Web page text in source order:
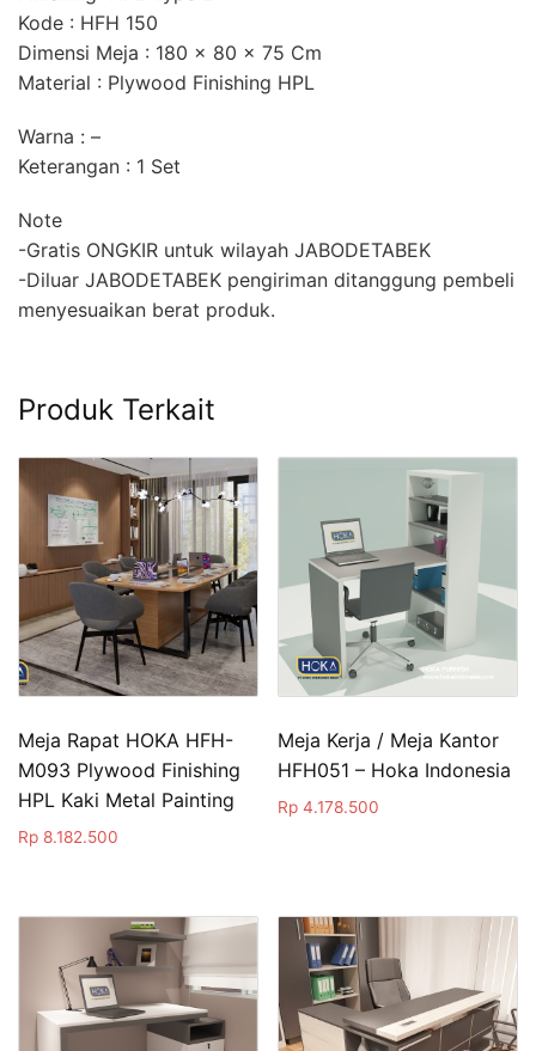
Kode : HFH 150
Dimensi Meja : 180 x 80 x 75 Cm
Material : Plywood Finishing HPL
Warna : –
Keterangan : 1 Set
Note
-Gratis ONGKIR untuk wilayah JABODETABEK
-Diluar JABODETABEK pengiriman ditanggung pembeli
menyesuaikan berat produk.
Produk Terkait
Meja Rapat HOKA HFH-
M093 Plywood Finishing
HPL Kaki Metal Painting
Rp 8.182.500
Meja Kerja / Meja Kantor
HFH051 – Hoka Indonesia
Rp 4.178.500